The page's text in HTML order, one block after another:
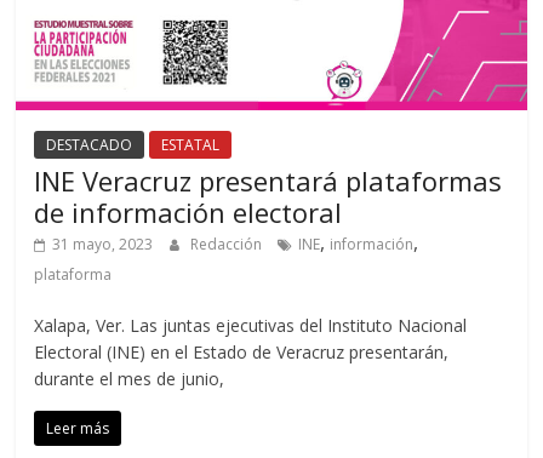
DESTACADO ESTATAL
INE Veracruz presentará plataformas
de información electoral
31 mayo, 2023 Redacción INE, información,
plataforma
Xalapa, Ver. Las juntas ejecutivas del Instituto Nacional
Electoral (INE) en el Estado de Veracruz presentarán,
durante el mes de junio,
Leer más